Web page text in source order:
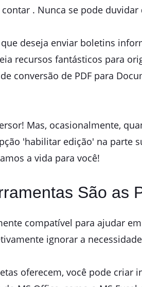
. Nunca se pode
deseja enviar boletins
recursos fantásticos para
conversão de PDF para
Mas, ocasionalmente,
'habilitar edição' na parte
a vida para você!
São as
compatível para ajudar
ignorar a
oferecem, você pode criar